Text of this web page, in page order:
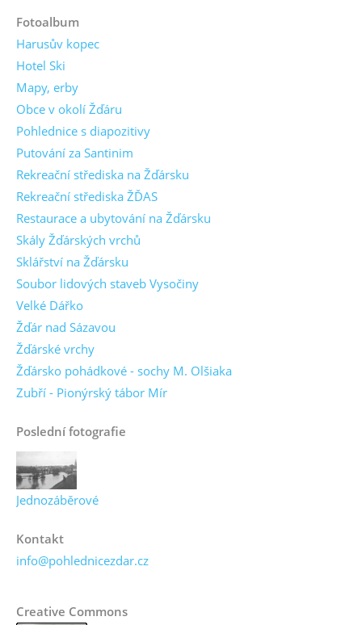
Fotoalbum
Harusův kopec
Hotel Ski
Mapy, erby
Obce v okolí Žďáru
Pohlednice s diapozitivy
Putování za Santinim
Rekreační střediska na Žďársku
Rekreační střediska ŽĎAS
Restaurace a ubytování na Žďársku
Skály Žďárských vrchů
Sklářství na Žďársku
Soubor lidových staveb Vysočiny
Velké Dářko
Žďár nad Sázavou
Žďárské vrchy
Žďársko pohádkové - sochy M. Olšiaka
Zubří - Pionýrský tábor Mír
Poslední fotografie
Jednozáběrové
Kontakt
info@pohlednicezdar.cz
Creative Commons